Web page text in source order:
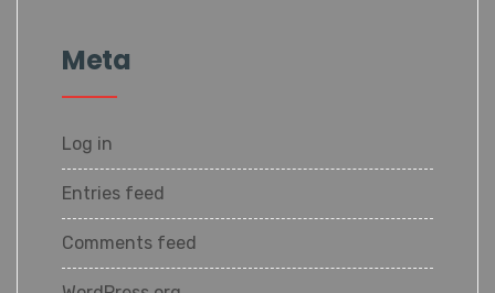
Meta
Log in
Entries feed
Comments feed